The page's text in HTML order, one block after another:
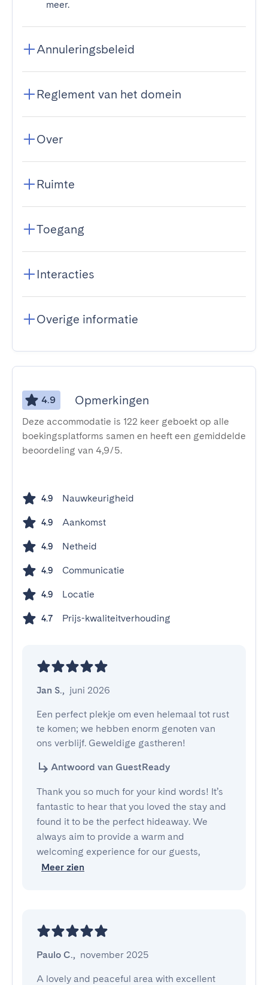
meer.
Annuleringsbeleid
Reglement van het domein
Over
Ruimte
Toegang
Interacties
Overige informatie
4.9 Opmerkingen
Deze accommodatie is 122 keer geboekt op alle
boekingsplatforms samen en heeft een gemiddelde
beoordeling van 4,9/5.
4.9 Nauwkeurigheid
4.9 Aankomst
4.9 Netheid
4.9 Communicatie
4.9 Locatie
4.7 Prijs-kwaliteitverhouding
Jan S., juni 2026
Een perfect plekje om even helemaal tot rust
te komen; we hebben enorm genoten van
ons verblijf. Geweldige gastheren!
Antwoord van GuestReady
Thank you so much for your kind words! It’s
fantastic to hear that you loved the stay and
found it to be the perfect hideaway. We
always aim to provide a warm and
welcoming experience for our guests,
Meer zien
Paulo C., november 2025
A lovely and peaceful area with excellent